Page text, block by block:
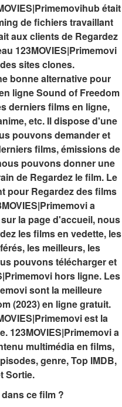
était
de fichiers travaillant
aux clients de Regardez
123MOVIES|Primemovi
sites clones.
bonne alternative pour
ligne Sound of Freedom
derniers films en ligne,
etc. Il dispose d'une
pouvons demander et
films, émissions de
pouvons donner une
de Regardez le film. Le
pour Regardez des films
a
la page d'accueil, nous
les films en vedette, les
les meilleurs, les
pouvons télécharger et
hors ligne. Les
sont la meilleure
(2023) en ligne gratuit.
est la
123MOVIES|Primemovi a
multimédia en films,
genre, Top IMDB,
Sortie.
ce film ?